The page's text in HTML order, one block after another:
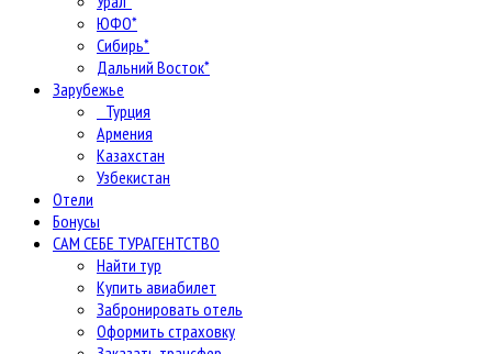
ЮФО*
Сибирь*
Дальний Восток*
Зарубежье
Турция
Армения
Казахстан
Узбекистан
Отели
Бонусы
САМ СЕБЕ ТУРАГЕНТСТВО
Найти тур
Купить авиабилет
Забронировать отель
Оформить страховку